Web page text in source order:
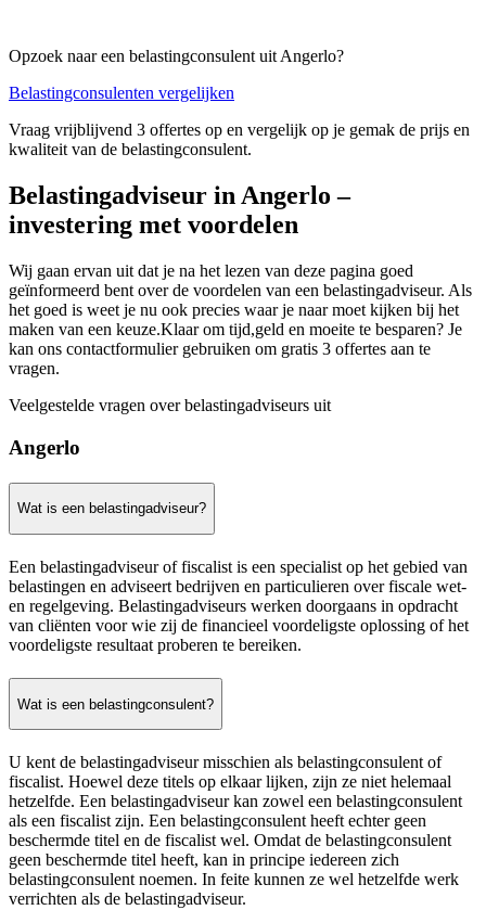
Opzoek naar een belastingconsulent uit Angerlo?
Belastingconsulenten vergelijken
Vraag vrijblijvend 3 offertes op en vergelijk op je gemak de prijs en
kwaliteit van de belastingconsulent.
Belastingadviseur in Angerlo –
investering met voordelen
Wij gaan ervan uit dat je na het lezen van deze pagina goed
geïnformeerd bent over de voordelen van een belastingadviseur. Als
het goed is weet je nu ook precies waar je naar moet kijken bij het
maken van een keuze.Klaar om tijd,geld en moeite te besparen? Je
kan ons contactformulier gebruiken om gratis 3 offertes aan te
vragen.
Veelgestelde vragen over belastingadviseurs uit
Angerlo
Wat is een belastingadviseur?
Een belastingadviseur of fiscalist is een specialist op het gebied van
belastingen en adviseert bedrijven en particulieren over fiscale wet-
en regelgeving. Belastingadviseurs werken doorgaans in opdracht
van cliënten voor wie zij de financieel voordeligste oplossing of het
voordeligste resultaat proberen te bereiken.
Wat is een belastingconsulent?
U kent de belastingadviseur misschien als belastingconsulent of
fiscalist. Hoewel deze titels op elkaar lijken, zijn ze niet helemaal
hetzelfde. Een belastingadviseur kan zowel een belastingconsulent
als een fiscalist zijn. Een belastingconsulent heeft echter geen
beschermde titel en de fiscalist wel. Omdat de belastingconsulent
geen beschermde titel heeft, kan in principe iedereen zich
belastingconsulent noemen. In feite kunnen ze wel hetzelfde werk
verrichten als de belastingadviseur.